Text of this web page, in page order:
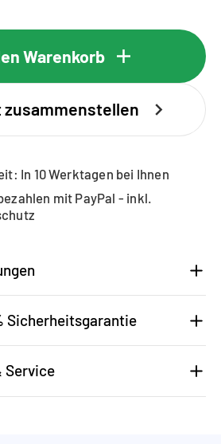
Warenkorb
zusammenstellen
In 10 Werktagen bei Ihnen
mit PayPal - inkl.
Sicherheitsgarantie
Service